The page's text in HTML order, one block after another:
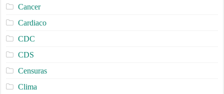
Cancer
Cardiaco
CDC
CDS
Censuras
Clima